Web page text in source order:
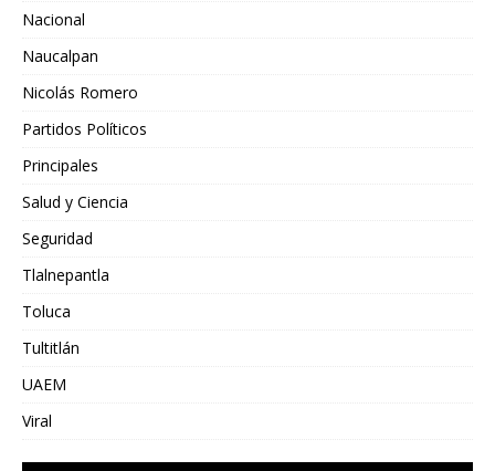
Nacional
Naucalpan
Nicolás Romero
Partidos Políticos
Principales
Salud y Ciencia
Seguridad
Tlalnepantla
Toluca
Tultitlán
UAEM
Viral